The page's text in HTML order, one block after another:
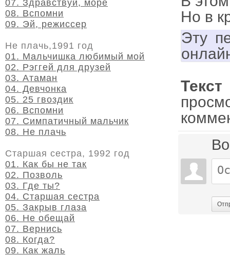
Но в
Эту
07. Здравствуй, море
08. Вспомни
09. Эй, режиссер
Не плачь,1991 год
01. Мальчишка любимый мой
02. Рэггей для друзей
03. Атаман
04. Девчонка
05. 25 гвоздик
06. Вспомни
07. Симпатичный мальчик
08. Не плачь
Старшая сестра, 1992 год
01. Как бы не так
02. Позволь
03. Где ты?
04. Старшая сестра
05. Закрыв глаза
06. Не обещай
07. Вернись
08. Когда?
09. Как жаль